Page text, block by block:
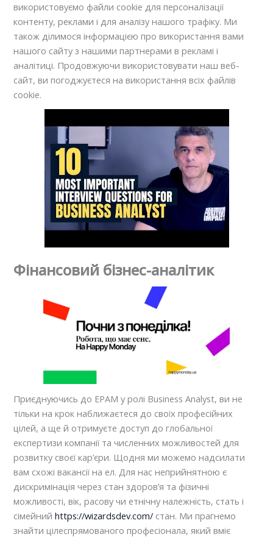
використовуємо файли cookie для персоналізації
контенту, реклами і для аналізу нашого трафіку. Ми
також ділимося інформацією про використання вами
нашого сайту з нашими партнерами в рекламі і
аналітиці. Продовжуючи використовувати наш веб-
сайт, ви погоджуєтеся на використання всіх файлів
cookie.
Фінансовий бізнес-аналітик
Приєднуючись до EPAM у ролі Business Analyst, ви не
тільки на крок наближаєтеся до своїх професійних
цілей, а ще й отримуєте доступ до глобальної
експертизи компанії та численних можливостей для
розвитку своєї кар’єри. Щодня ми можемо надсилати
вам схожі вакансії на ел. Для нас неприйнятною є
дискримінація через стан здоров’я та фізичні
можливості, вік, расову чи етнічну належність, стать і
сімейнийhttps://wizardsdev.com/ стан. Ми прагнемо
знайти цілеспрямованого професіонала, який вміє